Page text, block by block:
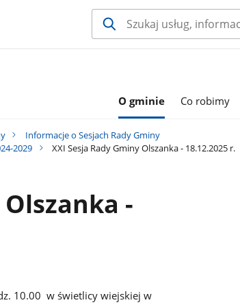
O gminie Co robimy
Informacje o Sesjach Rady Gminy
2029
XXI Sesja Rady Gminy Olszanka - 18.12.2025 r.
-
10.00 w świetlicy wiejskiej w